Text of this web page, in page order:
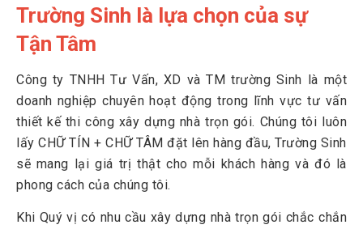
Trường Sinh là lựa chọn của sự
Tận Tâm
Công ty TNHH Tư Vấn, XD và TM trường Sinh là một
doanh nghiệp chuyên hoạt động trong lĩnh vực tư vấn
thiết kế thi công xây dựng nhà trọn gói. Chúng tôi luôn
lấy CHỮ TÍN + CHỮ TÂM đặt lên hàng đầu, Trường Sinh
sẽ mang lại giá trị thật cho mỗi khách hàng và đó là
phong cách của chúng tôi.
Khi Quý vị có nhu cầu xây dựng nhà trọn gói chắc chắn